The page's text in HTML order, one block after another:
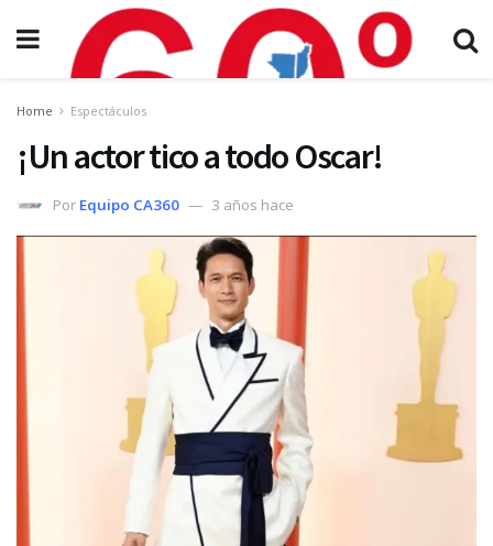
Home Espectáculos
¡Un actor tico a todo Oscar!
Por Equipo CA360 3 años hace